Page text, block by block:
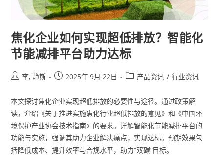
焦化企业如何实现超低排放？智能化
节能减排平台助力达标
李, 静斯 2025年 9月 22日 产品资讯 / 行业资讯
本文探讨焦化企业实现超低排放的必要性与途径。通过政策解
读，介绍《关于推进实施焦化行业超低排放的意见》和《中国环
境保护产业协会技术指南》的要求。详解智能化节能减排平台的
功能与实施，强调其助力企业解决痛点，实现达标。预期效果包
括降低成本、提升效率与合规水平，助力“双碳”目标。